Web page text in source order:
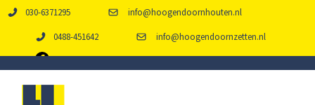
030-6371295 info@hoogendoornhouten.nl
0488-451642 info@hoogendoornzetten.nl